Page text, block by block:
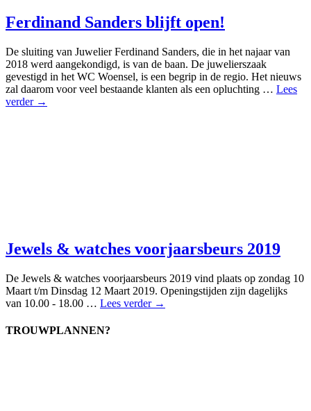
Ferdinand Sanders blijft open!
De sluiting van Juwelier Ferdinand Sanders, die in het najaar van
2018 werd aangekondigd, is van de baan. De juwelierszaak
gevestigd in het WC Woensel, is een begrip in de regio. Het nieuws
zal daarom voor veel bestaande klanten als een opluchting … Lees
verder →
Jewels & watches voorjaarsbeurs 2019
De Jewels & watches voorjaarsbeurs 2019 vind plaats op zondag 10
Maart t/m Dinsdag 12 Maart 2019. Openingstijden zijn dagelijks
van 10.00 - 18.00 … Lees verder →
TROUWPLANNEN?